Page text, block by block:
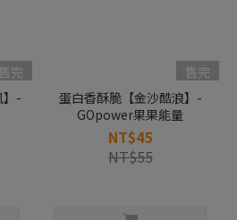
售完
】-
售完
蛋白香酥脆【金沙酷浪】-
GOpower果果能量
NT$45
NT$55